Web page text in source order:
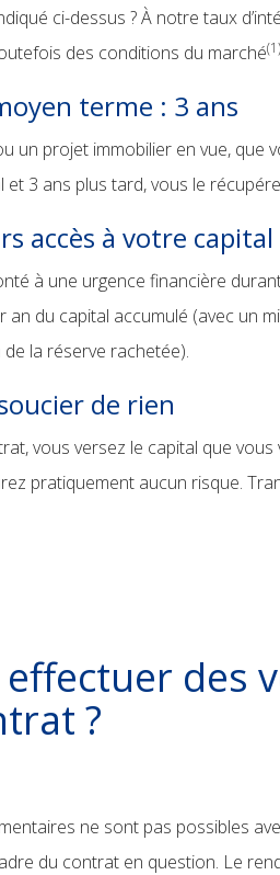
ci-dessus ? À notre taux
des conditions du marché(1)
terme : 3 ans
un projet immobilier en vue, que
et 3 ans plus tard, vous le
accès à votre capital
à une urgence financière
an du capital accumulé (avec un
la réserve rachetée).
de rien
vous versez le capital que
pratiquement aucun risque.
effectuer des
?
ne sont pas possibles
du contrat en question. Le